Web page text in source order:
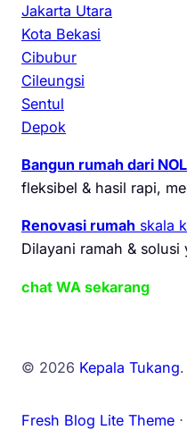
Jakarta Utara
Kota Bekasi
Cibubur
Cileungsi
Sentul
Depok
Bangun rumah dari NOL
fleksibel & hasil rapi,
Renovasi rumah skala
Dilayani ramah & solusi
chat WA sekarang
© 2026 Kepala Tukang
Fresh Blog Lite Theme